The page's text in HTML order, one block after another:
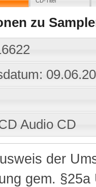
zu
Audio CD
der
gem.